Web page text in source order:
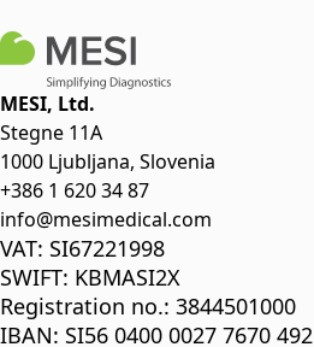
MESI, Ltd.
Stegne 11A
1000 Ljubljana, Slovenia
+386 1 620 34 87
info@mesimedical.com
VAT: SI67221998
SWIFT: KBMASI2X
Registration no.: 3844501000
IBAN: SI56 0400 0027 7670 492